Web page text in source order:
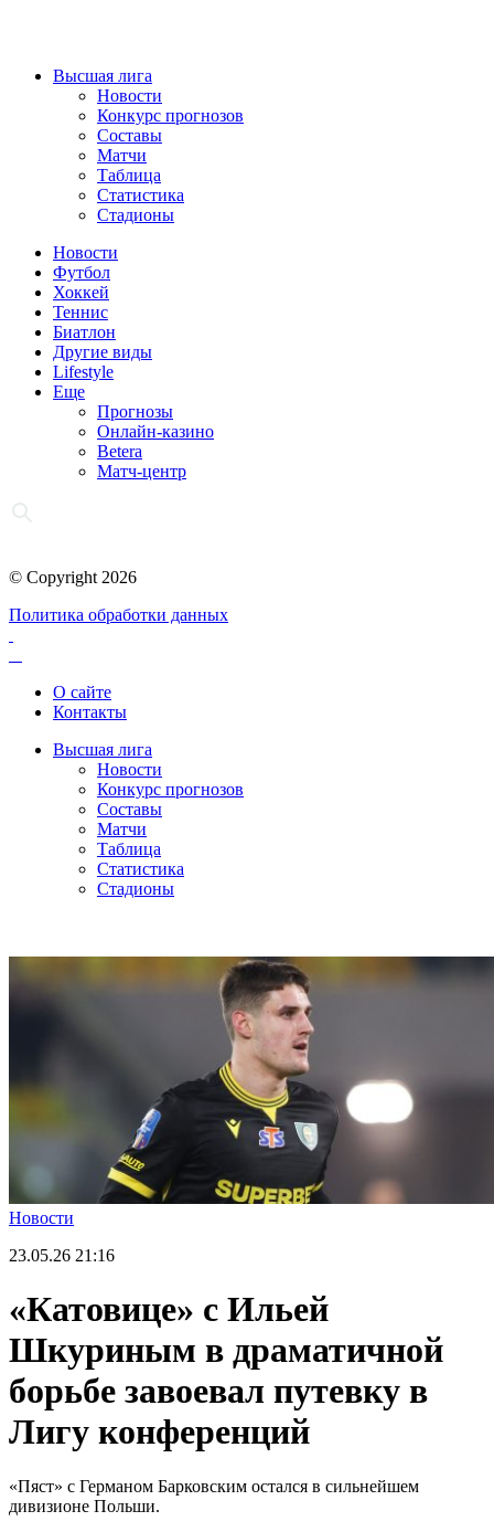
Высшая лига
Новости
Конкурс прогнозов
Составы
Матчи
Таблица
Статистика
Стадионы
Новости
Футбол
Хоккей
Теннис
Биатлон
Другие виды
Lifestyle
Еще
Прогнозы
Онлайн-казино
Betera
Матч-центр
© Copyright 2026
Политика обработки данных
О сайте
Контакты
Высшая лига
Новости
Конкурс прогнозов
Составы
Матчи
Таблица
Статистика
Стадионы
Новости
23.05.26 21:16
«Катовице» с Ильей
Шкуриным в драматичной
борьбе завоевал путевку в
Лигу конференций
«Пяст» с Германом Барковским остался в сильнейшем
дивизионе Польши.